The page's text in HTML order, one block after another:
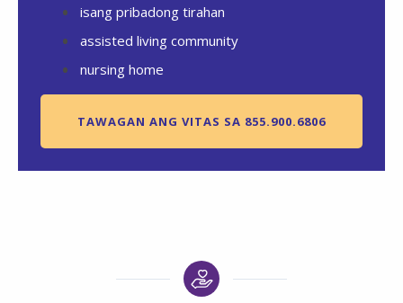
isang pribadong tirahan
assisted living community
nursing home
TAWAGAN ANG VITAS SA 855.900.6806